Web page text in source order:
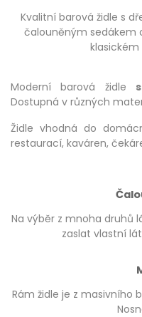
Kvalitní barová židle s
čalouněným sedákem
Moderní barová židle
Dostupná v různých
Židle vhodná do
restaurací, kaváren,
Na výběr z mnoha druhů
zaslat vlastní
Rám židle je z masivního